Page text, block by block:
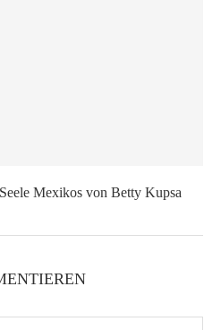
Mexikos von Betty Kupsa